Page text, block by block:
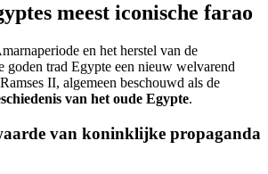
meest iconische farao
en het herstel van de
goden trad Egypte een nieuw welvarend
II, algemeen beschouwd als de
van het oude Egypte.
van koninklijke propaganda